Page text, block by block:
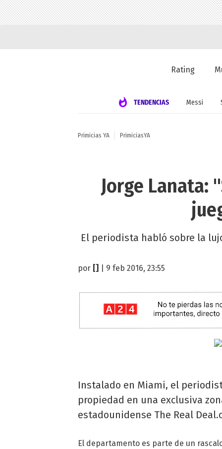
Rating
TENDENCIAS Messi
Primicias YA PrimiciasYA
Jorge Lanata:
El periodista habló sobre la
por | 9 feb 2016, 23:55
Instalado en Miami, el
propiedad en una exclusiva
estadounidense The Real
El departamento es parte de un